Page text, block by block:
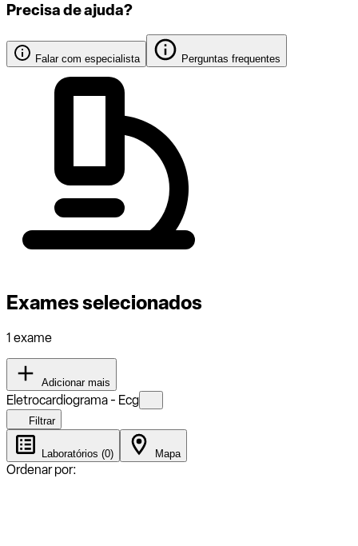
Precisa de ajuda?
Falar com especialista Perguntas frequentes
Exames selecionados
1 exame
Adicionar mais
Eletrocardiograma - Ecg
Filtrar
Laboratórios (0) Mapa
Ordenar por: